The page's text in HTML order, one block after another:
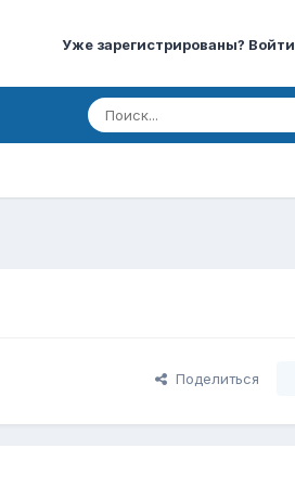
Уже зарегистрированы? Войти
Поделиться